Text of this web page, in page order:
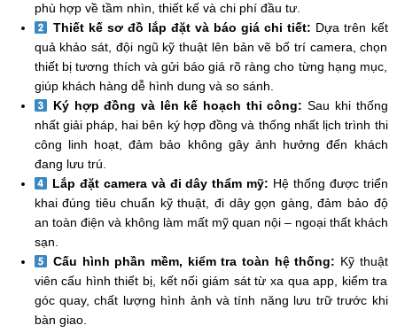
phù hợp về tầm nhìn, thiết kế và chi phí đầu tư.
Thiết kế sơ đồ lắp đặt và báo giá chi tiết: Dựa trên kết
quả khảo sát, đội ngũ kỹ thuật lên bản vẽ bố trí camera, chọn
thiết bị tương thích và gửi báo giá rõ ràng cho từng hạng mục,
giúp khách hàng dễ hình dung và so sánh.
Ký hợp đồng và lên kế hoạch thi công: Sau khi thống
nhất giải pháp, hai bên ký hợp đồng và thống nhất lịch trình thi
công linh hoạt, đảm bảo không gây ảnh hưởng đến khách
đang lưu trú.
Lắp đặt camera và đi dây thẩm mỹ: Hệ thống được triển
khai đúng tiêu chuẩn kỹ thuật, đi dây gọn gàng, đảm bảo độ
an toàn điện và không làm mất mỹ quan nội – ngoại thất khách
sạn.
Cấu hình phần mềm, kiểm tra toàn hệ thống: Kỹ thuật
viên cấu hình thiết bị, kết nối giám sát từ xa qua app, kiểm tra
góc quay, chất lượng hình ảnh và tính năng lưu trữ trước khi
bàn giao.